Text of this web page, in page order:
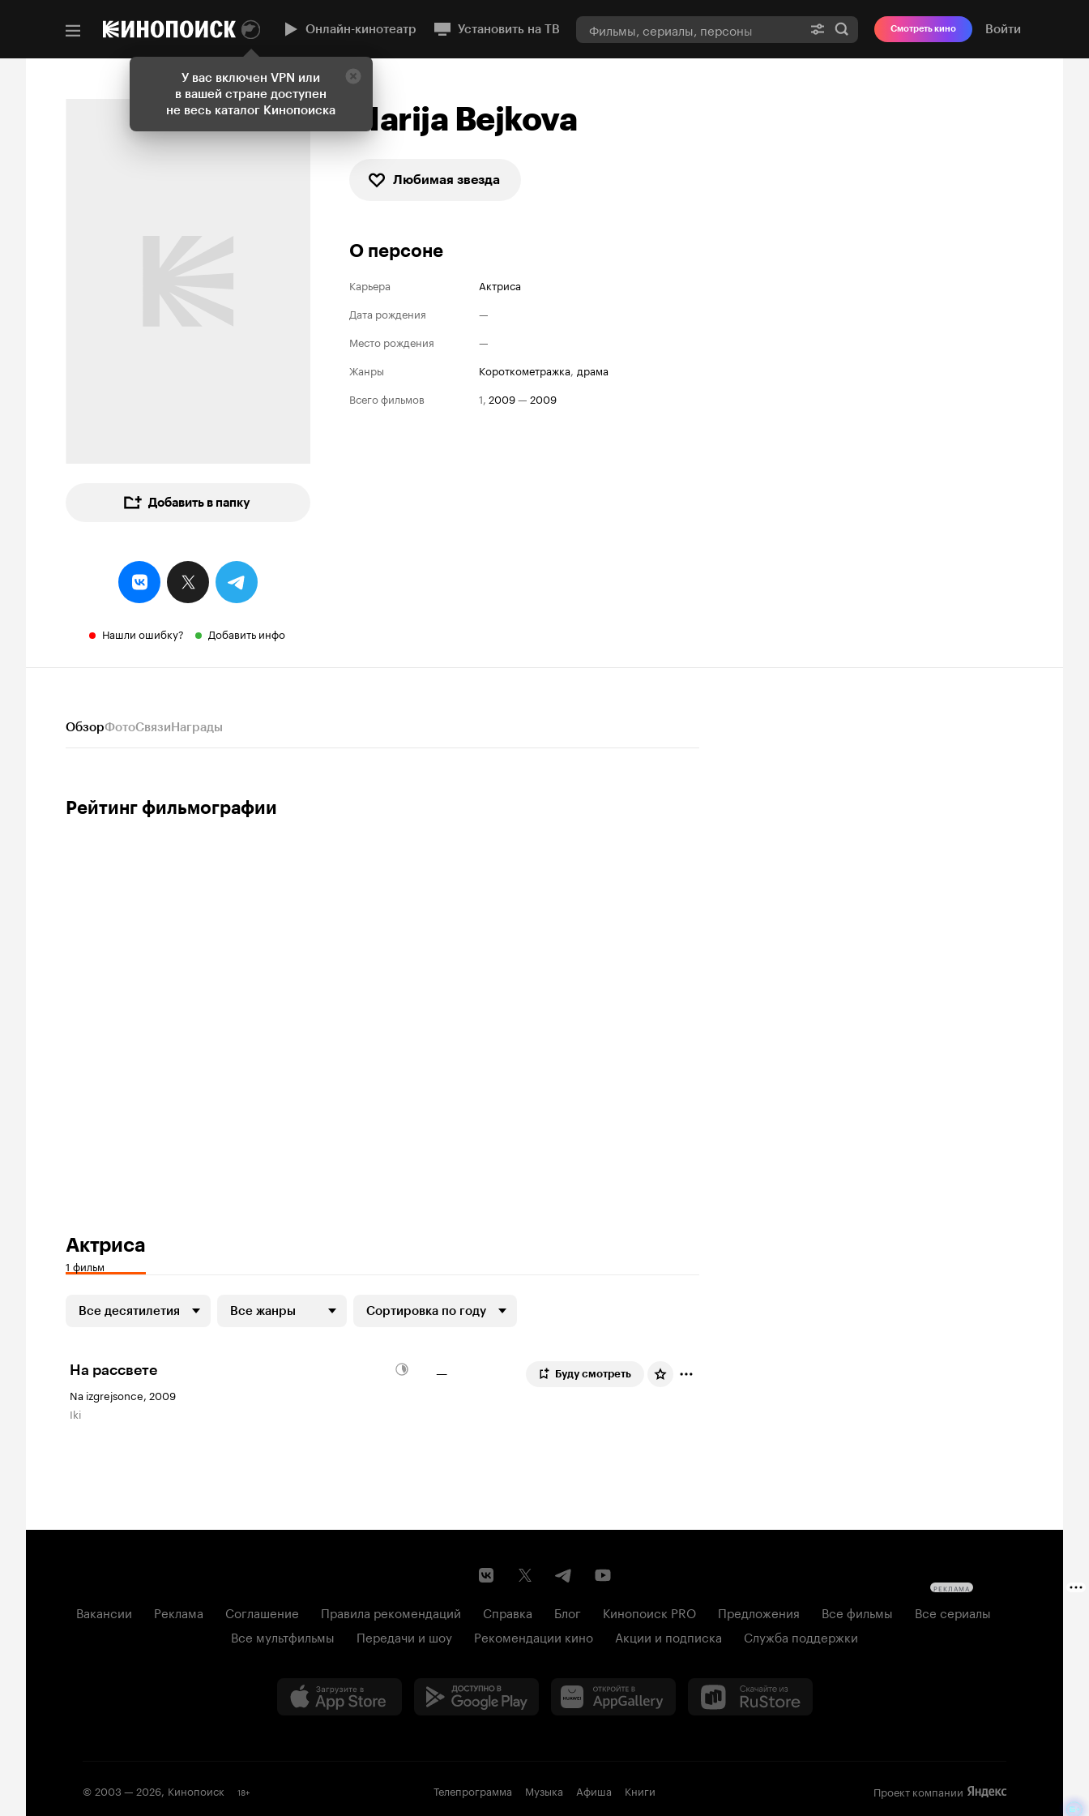
У вас включен VPN или
в вашей стране доступен
не весь каталог Кинопоиска
Онлайн-кинотеатр Установить на ТВ Смотреть кино Войти
Добавить в папку
Нашли ошибку? Добавить инфо
Marija Bejkova
Любимая звезда
О персоне
Карьера
Актриса
Дата рождения
—
Место рождения
—
Жанры
короткометражка, драма
Всего фильмов
1, 2009— 2009
ОбзорФотоСвязиНаграды
Рейтинг фильмографии
Актриса
1 фильм
Все десятилетия Все жанры Сортировка по году
На рассвете
Na izgrejsonce, 2009
Iki
— Буду смотреть
Вакансии Реклама Соглашение Правила рекомендаций Справка Блог Кинопоиск PRO Предложения Все фильмы
Все сериалы
Все мультфильмы
Передачи и шоу Рекомендации кино Акции и подписка Служба поддержки
© 2003 —2026, Кинопоиск 18+ Телепрограмма Музыка Афиша Книги Проект компании
РЕКЛАМА